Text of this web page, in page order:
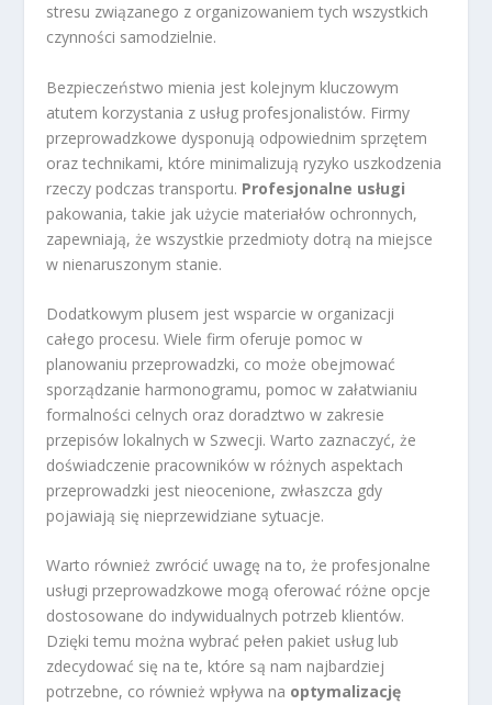
stresu związanego z organizowaniem tych wszystkich
czynności samodzielnie.
Bezpieczeństwo mienia jest kolejnym kluczowym
atutem korzystania z usług profesjonalistów. Firmy
przeprowadzkowe dysponują odpowiednim sprzętem
oraz technikami, które minimalizują ryzyko uszkodzenia
rzeczy podczas transportu. Profesjonalne usługi
pakowania, takie jak użycie materiałów ochronnych,
zapewniają, że wszystkie przedmioty dotrą na miejsce
w nienaruszonym stanie.
Dodatkowym plusem jest wsparcie w organizacji
całego procesu. Wiele firm oferuje pomoc w
planowaniu przeprowadzki, co może obejmować
sporządzanie harmonogramu, pomoc w załatwianiu
formalności celnych oraz doradztwo w zakresie
przepisów lokalnych w Szwecji. Warto zaznaczyć, że
doświadczenie pracowników w różnych aspektach
przeprowadzki jest nieocenione, zwłaszcza gdy
pojawiają się nieprzewidziane sytuacje.
Warto również zwrócić uwagę na to, że profesjonalne
usługi przeprowadzkowe mogą oferować różne opcje
dostosowane do indywidualnych potrzeb klientów.
Dzięki temu można wybrać pełen pakiet usług lub
zdecydować się na te, które są nam najbardziej
potrzebne, co również wpływa na optymalizację